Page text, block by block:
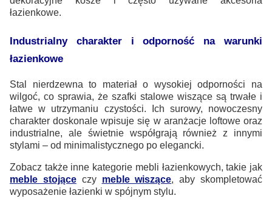
łazienkowe.
Industrialny charakter i odporność na warunki
łazienkowe
Stal nierdzewna to materiał o wysokiej odporności na
wilgoć, co sprawia, że szafki stalowe wiszące są trwałe i
łatwe w utrzymaniu czystości. Ich surowy, nowoczesny
charakter doskonale wpisuje się w aranżacje loftowe oraz
industrialne, ale świetnie współgrają również z innymi
stylami – od minimalistycznego po elegancki.
Zobacz także inne kategorie mebli łazienkowych, takie jak
meble stojąceczy meble wiszące, aby skompletować
wyposażenie łazienki w spójnym stylu.